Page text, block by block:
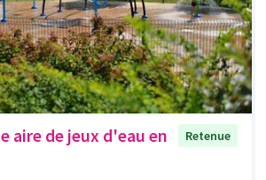
aire de jeux d'eau en
Retenue